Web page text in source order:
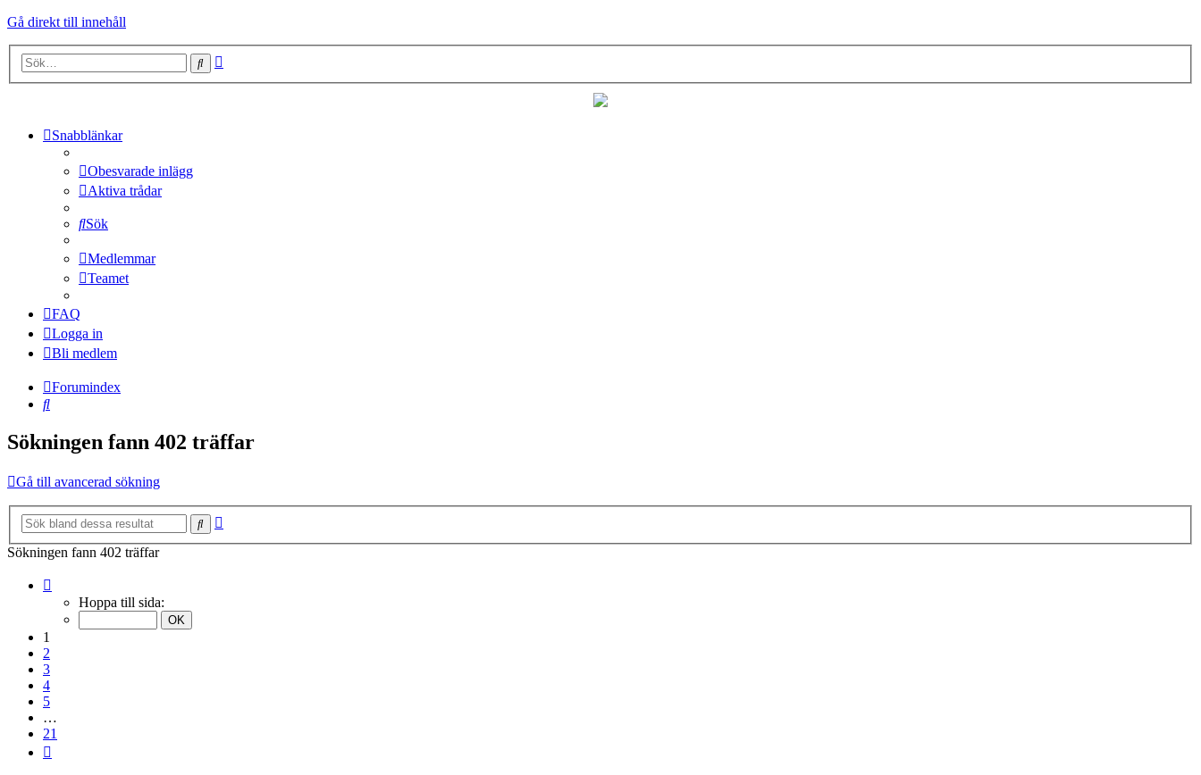
Gå direkt till innehåll
Sök
Snabblänkar
Obesvarade inlägg
Aktiva trådar
Sök
Medlemmar
Teamet
FAQ
Logga in
Bli medlem
Forumindex
Sök
Sökningen fann 402 träffar
Gå till avancerad sökning
Sök
Sökningen fann 402 träffar
Hoppa till sida:
1
2
3
4
5
…
21